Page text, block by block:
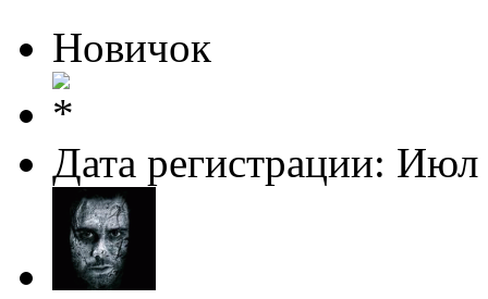
Новичок
Дата регистрации: